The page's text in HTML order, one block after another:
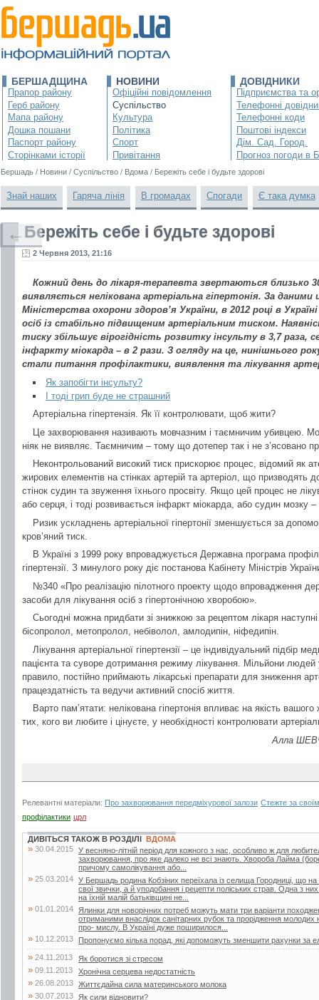
БЕРШАДЩИНА
Прапор району
Герб району
Мапа району
Дошка пошани
Паспорт району
Сторінками історії
НОВИНИ
Офіційні повідомлення
Суспільство
Культура
Політика
Спорт
Привітання
ДОВІДНИКИ
Підприємства та
Телефонні
Телефонні коди
Поштові індекси
Дім. Сад. Город.
Прогноз погоди в
Бершадь / Новини / Суспільство / Вдома / Бережіть себе і будьте здорові
Знай наших Гаряча лінія В громадах Спогади Є така думка
Бережіть себе і будьте здорові
2 Червня 2013, 21:16
Кожний день до лікаря-терапевта звертаються близько
виявляється нелікована артеріальна гіпертонія. За
Міністерства охорони здоров’я України, в 2012 році в
осіб із стабільно підвищеним артеріальним тиском.
тиску збільшує вірогідність розвитку інсульту в 3,7 раза,
інфаркту міокарда – в 2 рази. З огляду на це, нинішнього
стали питання профілактики, виявлення та лікування
Як запобігти інсульту?
І тоді грип буде не страшний
Артеріальна гіпертензія. Як її контролювати, щоб жити?
Це захворювання називають мовчазним і таємничим убивцею.
ніяк не виявляє. Таємничим – тому що дотепер так і не з’ясовано
Неконтрольований високий тиск прискорює процес, відомий як
жирових елементів на стінках артерій та артеріол, що призводять
стінок судин та звуження їхнього просвіту. Якщо цей процес не
або серця, і тоді розвивається інфаркт міокарда, або судин мозку –
Ризик ускладнень артеріальної гіпертонії зменшується за
кров’яний тиск.
В Україні з 1999 року впроваджується Державна програма
гіпертензії. З минулого року діє постанова Кабінету Міністрів
№340 «Про реалізацію пілотного проекту щодо впровадження
засоби для лікування осіб з гіпертонічною хворобою».
Сьогодні можна придбати зі знижкою за рецептом лікаря
бісопролол, метопролол, небіволол, амлодипін, ніфедипін.
Лікування артеріальної гіпертензії – це індивідуальний підбір
пацієнта та суворе дотримання режиму лікування. Мільйони людей
правило, постійно приймають лікарські препарати для зниження
працездатність та ведучи активний спосіб життя.
Варто пам’ятати: нелікована гіпертонія впливає на якість
тих, кого ви любите і цінуєте, у необхідності контролювати
Алла
Релевантні матеріали: Про захворювання передміхурової залози Стежте за
профілактики црл
←
ДИВІТЬСЯ ТАКОЖ В РОЗДІЛІ ВДОМА
» 30.04.2015 У весняно-літній період для кожного з нас, особливо ж для
захворювання, про яке далеко не всі знають. Хвороба Лайма
причому самолікування або...
» 25.03.2014 У Бершадь родина Кобзіних переїхала із селища Городниці, що
свої звички, а й уподобання і рецепти поліських страв. Одна з
на їхній малій батьківщині не...
» 01.01.2014
Ялинки для новорічних потреб можуть мати три варіанти
отриманими внаслідок санітарних рубок та прорідження
про- мислу. В Україні дуже поширилося...
» 10.12.2013 Пропонуємо кілька порад, які допоможуть зменшити рахунки за
» 24.11.2013 Як боротися зі стресом
» 09.11.2013 Хронічна серцева недостатність
» 26.08.2013 Життєдайна сила материнського молока
» 30.07.2013 Як сили відновити?